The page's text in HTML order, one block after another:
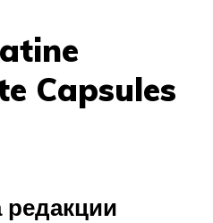
Capsules
редакции